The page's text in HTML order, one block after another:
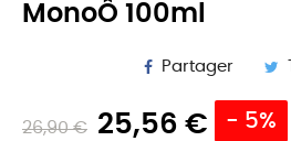
MonoÔ 100ml
Partager
26,90 € 25,56 € - 5%